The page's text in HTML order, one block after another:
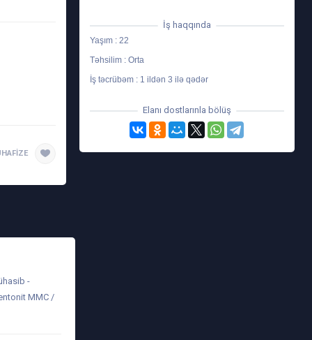
İş haqqında
Yaşım : 22
Təhsilim : Orta
İş təcrübəm : 1 ildən 3 ilə qədər
Elanı dostlarınla bölüş
-
MMC /